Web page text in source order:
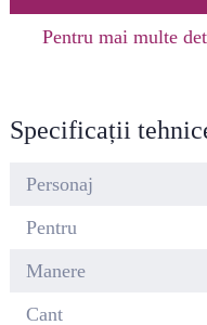
Pentru mai multe
Specificații
Personaj
Pentru
Manere
Cant